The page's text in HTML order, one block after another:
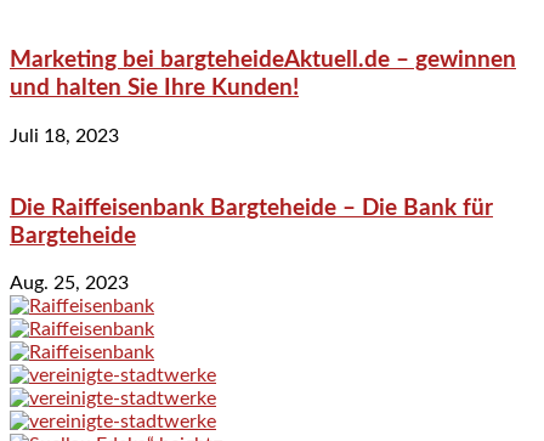
Marketing bei bargteheideAktuell.de – gewinnen
und halten Sie Ihre Kunden!
Juli 18, 2023
Die Raiffeisenbank Bargteheide – Die Bank für
Bargteheide
Aug. 25, 2023